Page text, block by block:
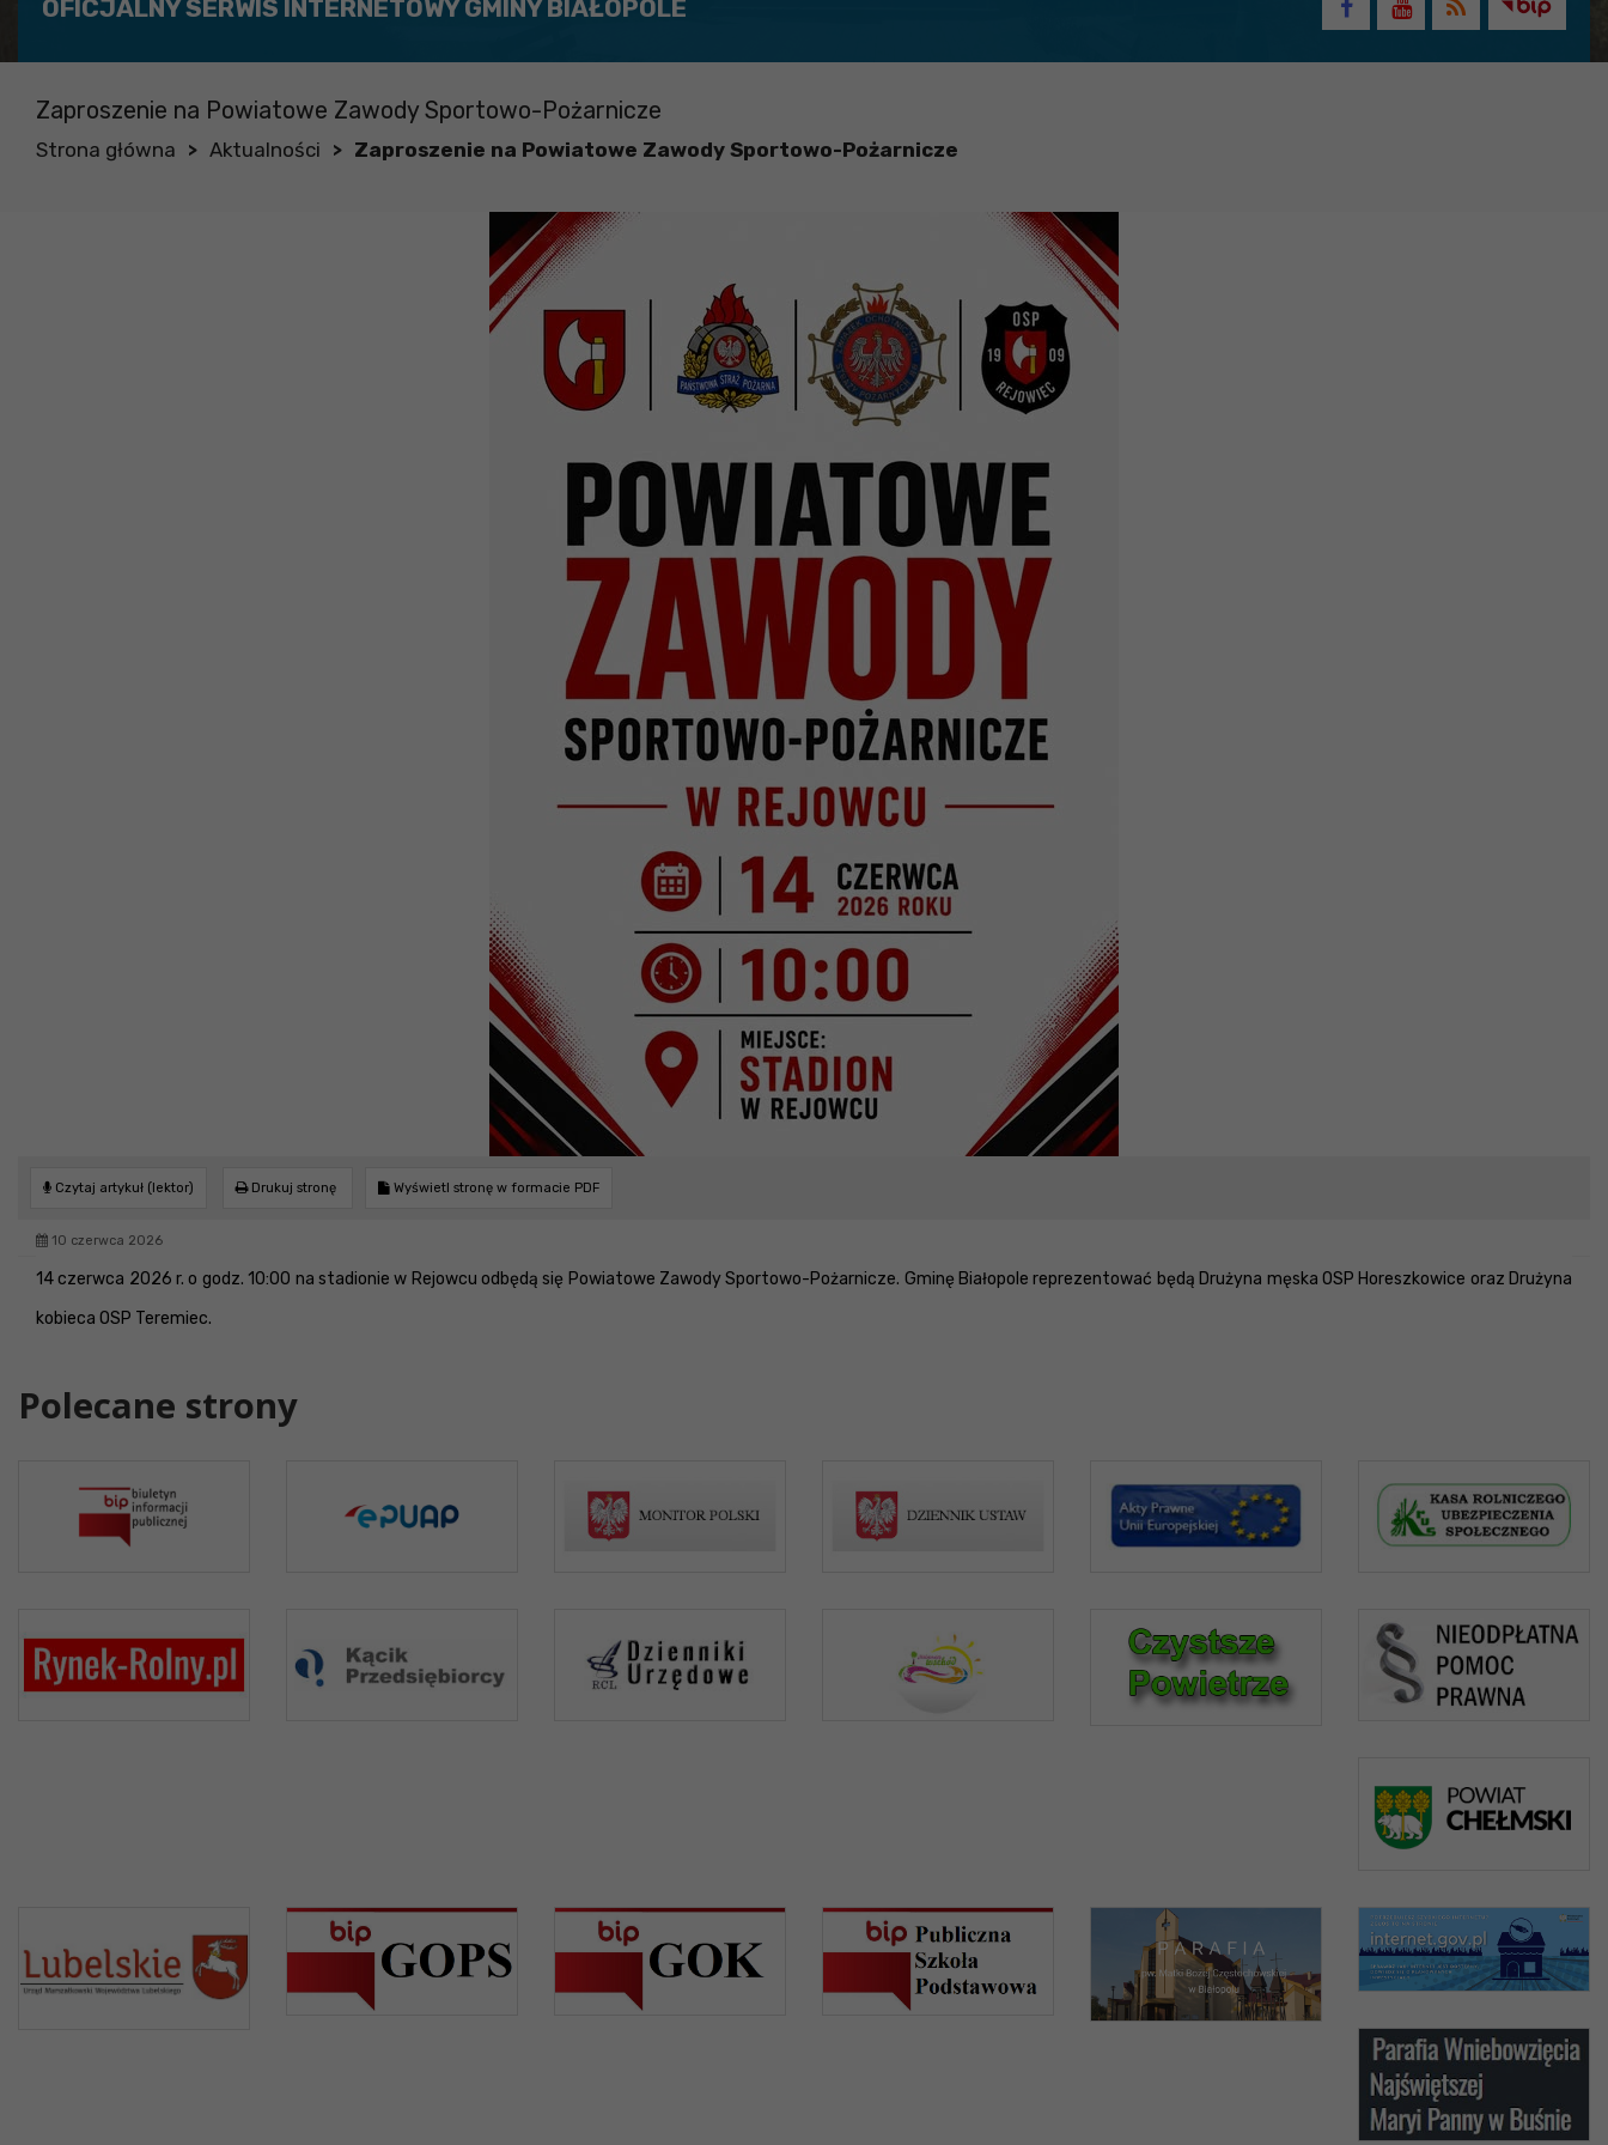
OFICJALNY SERWIS INTERNETOWY GMINY BIAŁOPOLE
Zaproszenie na Powiatowe Zawody Sportowo-Pożarnicze
Strona główna > Aktualności > Zaproszenie na Powiatowe Zawody Sportowo-Pożarnicze
Czytaj artykuł (lektor) Drukuj stronę Wyświetl stronę w formacie PDF
10 czerwca 2026
14 czerwca 2026 r. o godz. 10:00 na stadionie w Rejowcu odbędą się Powiatowe Zawody Sportowo-Pożarnicze. Gminę Białopole reprezentować będą Drużyna męska OSP Horeszkowice oraz Drużyna
kobieca OSP Teremiec.
Polecane strony